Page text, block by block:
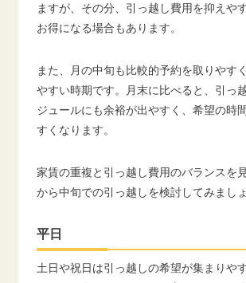
ますが、その分、引っ越し費用を抑えや
お得になる場合もあります。
また、月の中旬も比較的予約を取りやす
やすい時期です。月末に比べると、引っ
ジュールにも余裕が出やすく、希望の時
すくなります。
家賃の重複と引っ越し費用のバランスを
から中旬での引っ越しを検討してみましょ
平日
土日や祝日は引っ越しの希望が集まりや